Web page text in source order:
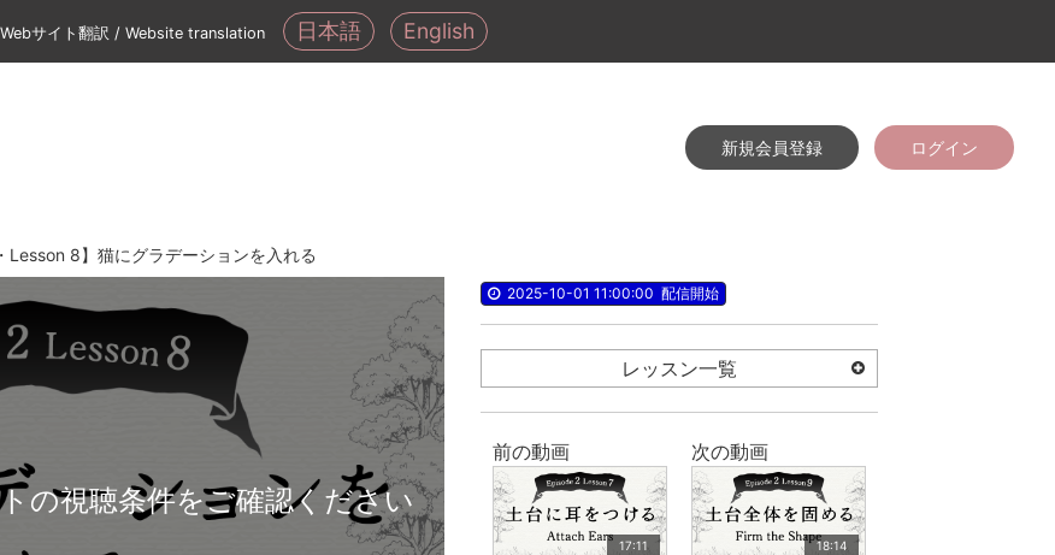
Webサイト翻訳 / Website translation 日本語 English
新規会員登録 ログイン
Lesson 8】猫にグラデーションを入れる
の視聴条件をご確認ください
2025-10-01 11:00:00 配信開始
レッスン一覧
前の動画
17:11
次の動画
18:14